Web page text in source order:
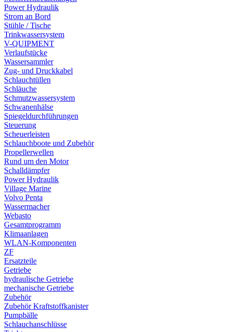
Power Hydraulik
Strom an Bord
Stühle / Tische
Trinkwassersystem
V-QUIPMENT
Verlaufstücke
Wassersammler
Zug- und Druckkabel
Schlauchtüllen
Schläuche
Schmutzwassersystem
Schwanenhälse
Spiegeldurchführungen
Steuerung
Scheuerleisten
Schlauchboote und Zubehör
Propellerwellen
Rund um den Motor
Schalldämpfer
Power Hydraulik
Village Marine
Volvo Penta
Wassermacher
Webasto
Gesamtprogramm
Klimaanlagen
WLAN-Komponenten
ZF
Ersatzteile
Getriebe
hydraulische Getriebe
mechanische Getriebe
Zubehör
Zubehör Kraftstoffkanister
Pumpbälle
Schlauchanschlüsse